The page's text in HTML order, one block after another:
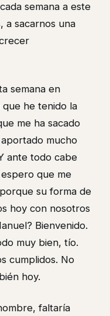
semana a este
a sacarnos una
semana en
he tenido la
me ha sacado
mucho
ante todo cabe
que me
su forma de
hoy con nosotros
Bienvenido.
muy bien, tío.
cumplidos. No
hoy.
faltaría